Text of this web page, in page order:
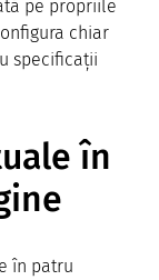
pe propriile
chiar
specificații
în
în patru